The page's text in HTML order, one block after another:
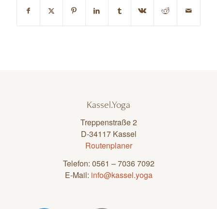
Kassel.Yoga
Treppenstraße 2
D-34117 Kassel
Routenplaner
Telefon: 0561 – 7036 7092
E-Mail: info@kassel.yoga